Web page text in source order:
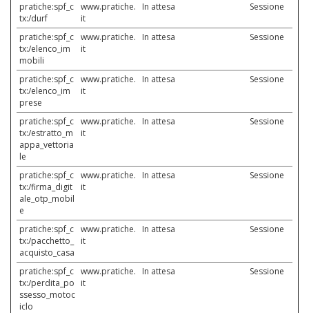
pratiche:spf_c
tx:/durf
www.pratiche.
it
In attesa Sessione
pratiche:spf_c
tx:/elenco_im
mobili
www.pratiche.
it
In attesa Sessione
pratiche:spf_c
tx:/elenco_im
prese
www.pratiche.
it
In attesa Sessione
pratiche:spf_c
tx:/estratto_m
appa_vettoria
le
www.pratiche.
it
In attesa Sessione
pratiche:spf_c
tx:/firma_digit
ale_otp_mobil
e
www.pratiche.
it
In attesa Sessione
pratiche:spf_c
tx:/pacchetto_
acquisto_casa
www.pratiche.
it
In attesa Sessione
pratiche:spf_c
tx:/perdita_po
ssesso_motoc
iclo
www.pratiche.
it
In attesa Sessione